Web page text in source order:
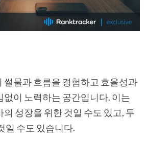
썰물과 흐름을 경험하고 효율성과
없이 노력하는 공간입니다. 이는
성장을 위한 것일 수도 있고, 두
일 수도 있습니다.